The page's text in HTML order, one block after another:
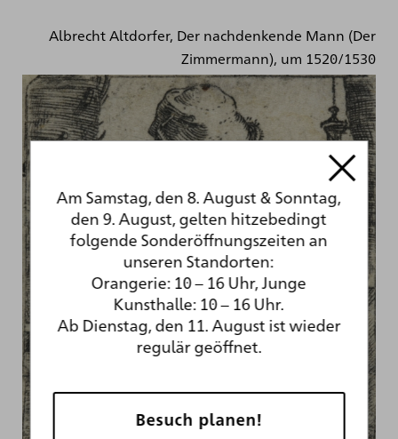
Albrecht Altdorfer, Der nachdenkende Mann (Der
Zimmermann), um 1520/1530
Am Samstag, den 8. August & Sonntag,
den 9. August, gelten hitzebedingt
folgende Sonderöffnungszeiten an
unseren Standorten:
Orangerie: 10 – 16 Uhr, Junge
Kunsthalle: 10 – 16 Uhr.
Ab Dienstag, den 11. August ist wieder
regulär geöffnet.
Besuch planen!